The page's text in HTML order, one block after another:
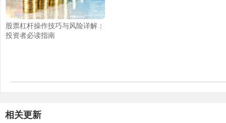
股票杠杆操作技巧与风险详解：
投资者必读指南
相关更新